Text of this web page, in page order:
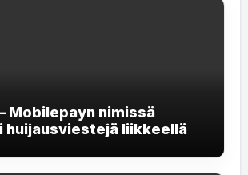
Mobilepayn nimissä
huijausviestejä liikkeellä